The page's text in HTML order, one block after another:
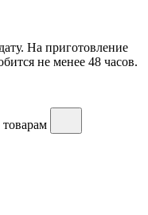
На приготовление
не менее 48 часов.